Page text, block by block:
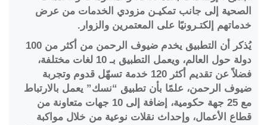
الصحية إلى جانب تمكيـن مزودي الخدمات من عرض
خدماتهم إلكتـرونيًا على المعتمرين والزوار.
يُذكر أن التطبيق يخدم ضيوف الرحمن من أكثر من 100
دولة حول العالم، ويعمل التطبيق بـ 10 لغات مختلفة،
فضلاً عن تقديم أكثر 120 خدمة تسهّل قدوم وتجربة
ضيوف الرحمن، علمًا بأن تطبيق “نسك” يعمل بالارتباط
مع 25 جهة حكومية، إضافة إلى 10 جهات متعاونة من
قطاع الأعمال، وإحداث نقلات نوعية من خلال مواكبة